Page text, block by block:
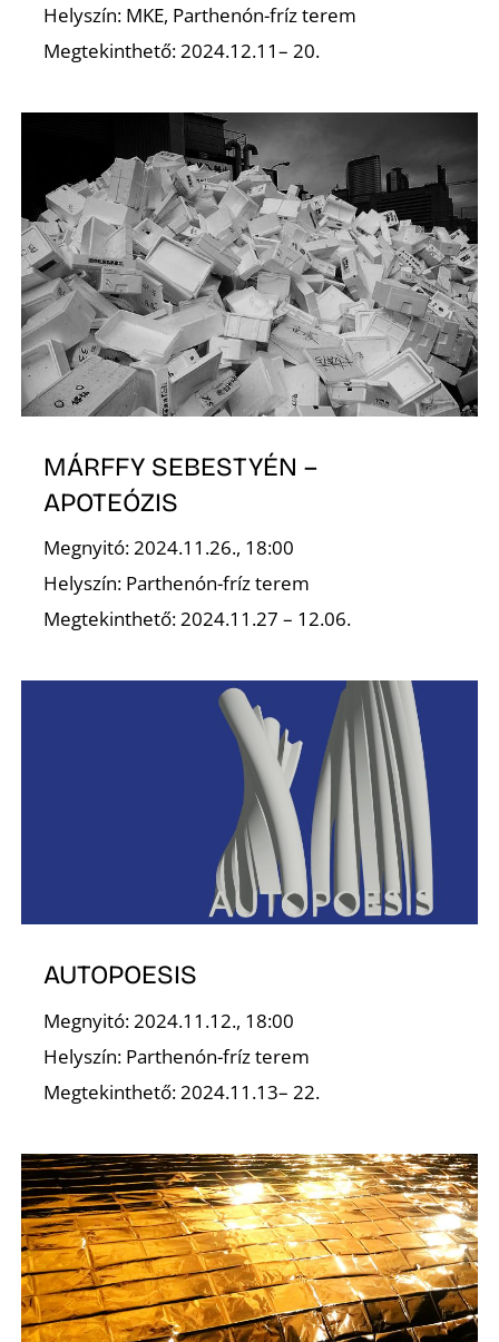
Helyszín: MKE, Parthenón-fríz terem
Megtekinthető: 2024.12.11– 20.
MÁRFFY SEBESTYÉN –
APOTEÓZIS
Megnyitó: 2024.11.26., 18:00
Helyszín: Parthenón-fríz terem
Megtekinthető: 2024.11.27 – 12.06.
AUTOPOESIS
Megnyitó: 2024.11.12., 18:00
Helyszín: Parthenón-fríz terem
Megtekinthető: 2024.11.13– 22.